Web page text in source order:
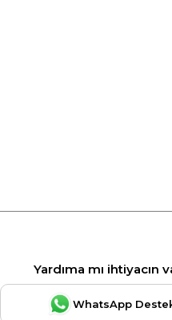
Yardıma mı ihtiyacın
WhatsApp